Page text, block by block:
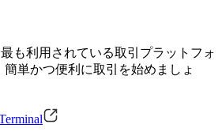
も利用されている取引プラットフォ
簡単かつ便利に取引を始めましょ